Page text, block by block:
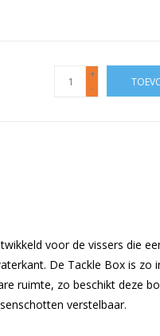
+
-
voor de vissers die
De Tackle Box is zo
ruimte, zo beschikt deze
verstelbaar.